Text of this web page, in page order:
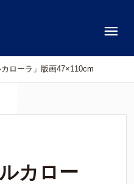
ローラ」版画47×110cm
カロー